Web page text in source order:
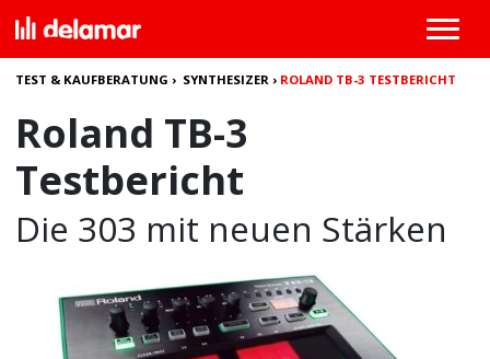
TEST & KAUFBERATUNG › SYNTHESIZER › ROLAND TB-3 TESTBERICHT
Roland TB-3
Testbericht
Die 303 mit neuen Stärken